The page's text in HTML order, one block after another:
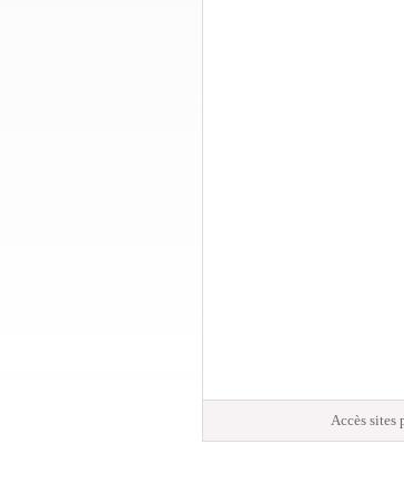
Accès sites